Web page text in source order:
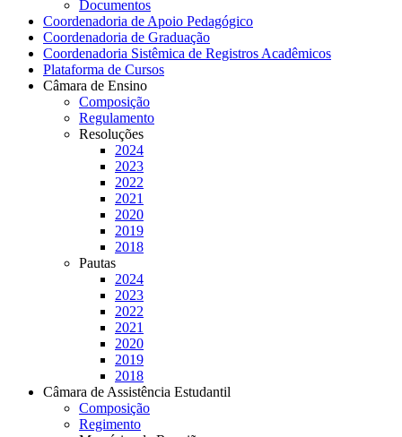
Documentos
Coordenadoria de Apoio Pedagógico
Coordenadoria de Graduação
Coordenadoria Sistêmica de Registros Acadêmicos
Plataforma de Cursos
Câmara de Ensino
Composição
Regulamento
Resoluções
2024
2023
2022
2021
2020
2019
2018
Pautas
2024
2023
2022
2021
2020
2019
2018
Câmara de Assistência Estudantil
Composição
Regimento